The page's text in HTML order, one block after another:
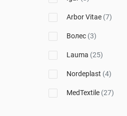
Arbor Vitae (7)
Волес (3)
Lauma (25)
Nordeplast (4)
MedTextile (27)